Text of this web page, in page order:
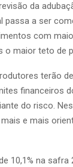
da
passa a ser
com
o maior teto de
terão
financeiros
do risco.
e mais
10,1% na safra